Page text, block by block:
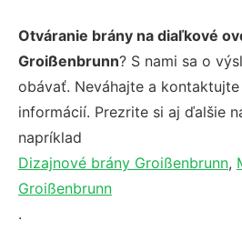
Otváranie brány na diaľkové
Groißenbrunn? S nami sa o
obávať. Neváhajte a
informácií. Prezrite si aj ďalšie
napríklad
Dizajnové brány Groißenbrunn,
Groißenbrunn
.